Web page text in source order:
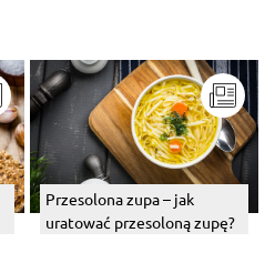
Przesolona zupa – jak
uratować przesoloną zupę?